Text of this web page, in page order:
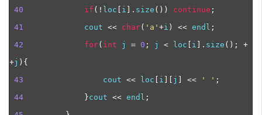
40
if (! loc i ]. size ()) continue ;
41
             cout
<< char( ' a ' +i ) << endl ;
42
for( int j = 0 ; j < loc i ]. size ();
+
+j ){
43
                 cout
<< loc i j << ' ' ;
44
}cout << endl ;